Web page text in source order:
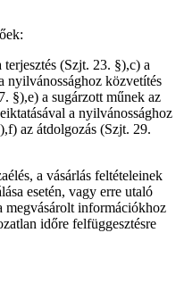
(Szjt. 23. §),c) a
nyilvánossághoz közvetítés
§),e) a sugárzott műnek az
a nyilvánossághoz
az átdolgozás (Szjt. 29.
a vásárlás feltételeinek
esetén, vagy erre utaló
megvásárolt információkhoz
időre felfüggesztésre